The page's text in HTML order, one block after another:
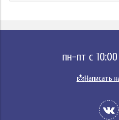
пн-пт с
📩Написать